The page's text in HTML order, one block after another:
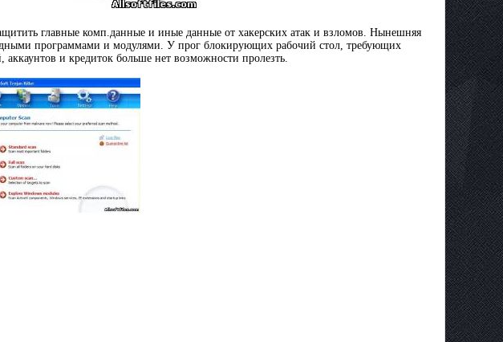
главные комп.данные и иные данные от хакерских атак и взломов. Нынешняя
программами и модулями. У прог блокирующих рабочий стол, требующих
и кредиток больше нет возможности пролезть.